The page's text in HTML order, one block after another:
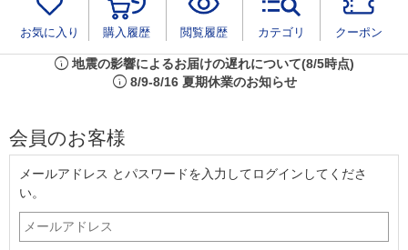
お気に入り 購入履歴 閲覧履歴 カテゴリ クーポン
info 地震の影響によるお届けの遅れについて(8/5時点)
info 8/9-8/16 夏期休業のお知らせ
会員のお客様
メールアドレス とパスワードを入力してログインしてくださ
い。